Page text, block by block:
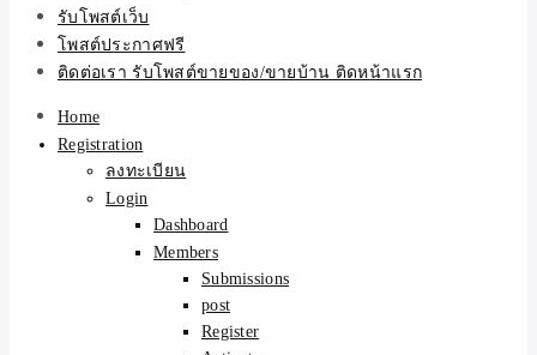
รับโพสต์เว็บ
โพสต์ประกาศฟรี
ติดต่อเรา รับโพสต์ขายของ/ขายบ้าน ติดหน้าแรก
Home
Registration
ลงทะเบียน
Login
Dashboard
Members
Submissions
post
Register